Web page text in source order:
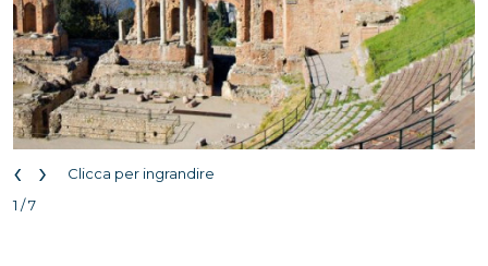
‹ ›
Clicca per ingrandire
1 / 7